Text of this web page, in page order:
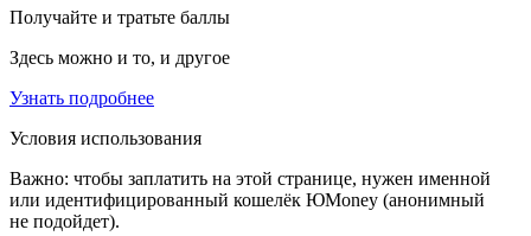
Получайте и тратьте баллы
Здесь можно и то, и другое
Узнать подробнее
Условия использования
Важно: чтобы заплатить на этой странице, нужен именной
или идентифицированный кошелёк ЮMoney (анонимный
не подойдет).